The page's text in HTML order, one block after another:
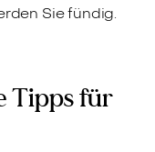
Sie fündig.
Tipps für